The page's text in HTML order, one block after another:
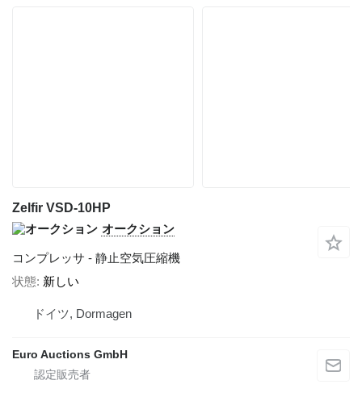
Zelfir VSD-10HP
オークション
コンプレッサ - 静止空気圧縮機
状態 新しい
ドイツ, Dormagen
Euro Auctions GmbH